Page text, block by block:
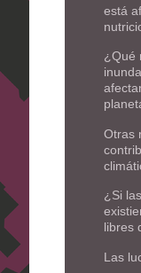
está
¿Qué
Otras
¿Si
libres
Las